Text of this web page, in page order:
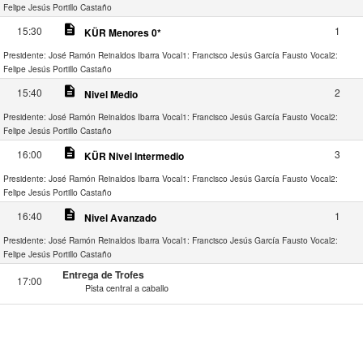
Felipe Jesús Portillo Castaño
15:30 description KÜR Menores 0* 1
Presidente: José Ramón Reinaldos Ibarra Vocal1: Francisco Jesús García Fausto Vocal2:
Felipe Jesús Portillo Castaño
15:40 description Nivel Medio 2
Presidente: José Ramón Reinaldos Ibarra Vocal1: Francisco Jesús García Fausto Vocal2:
Felipe Jesús Portillo Castaño
16:00 description KÜR Nivel Intermedio 3
Presidente: José Ramón Reinaldos Ibarra Vocal1: Francisco Jesús García Fausto Vocal2:
Felipe Jesús Portillo Castaño
16:40 description Nivel Avanzado 1
Presidente: José Ramón Reinaldos Ibarra Vocal1: Francisco Jesús García Fausto Vocal2:
Felipe Jesús Portillo Castaño
17:00 Entrega de Trofes
Pista central a caballo